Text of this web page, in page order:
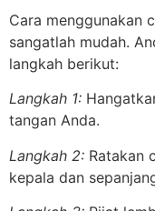
Cara menggunakan
sangatlah mudah.
langkah berikut:
Langkah 1:
tangan Anda.
Langkah 2: Ratakan
kepala dan